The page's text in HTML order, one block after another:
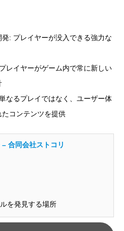
: プレイヤーが没入できる強力な
レイヤーがゲーム内で常に新しい
なるプレイではなく、ユーザー体
コンテンツを提供
合同会社ストコリ
を発見する場所